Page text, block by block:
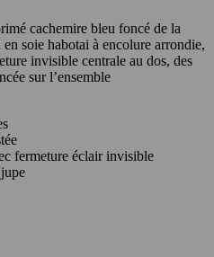
cachemire bleu foncé de la
soie habotai à encolure arrondie,
invisible centrale au dos, des
sur l’ensemble
fermeture éclair invisible